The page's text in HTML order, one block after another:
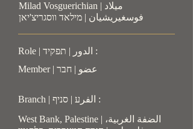
Milad Vosguerichian | ميلاد
فوسغيريشيان | מילאד ווסגריצ'יאן
Role | الدور | תפקיד :
Member | عضو | חבר
Branch | الفرע | סניף :
West Bank, Palestine | الضفة الغربية،